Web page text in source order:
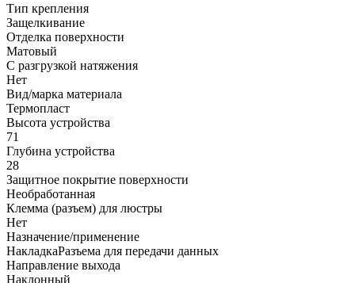
Тип крепления
Защелкивание
Отделка поверхности
Матовый
С разгрузкой натяжения
Нет
Вид/марка материала
Термопласт
Высота устройства
71
Глубина устройства
28
Защитное покрытие поверхности
Необработанная
Клемма (разъем) для люстры
Нет
Назначение/применение
НакладкаРазъема для передачи данных
Направление выхода
Наклонный